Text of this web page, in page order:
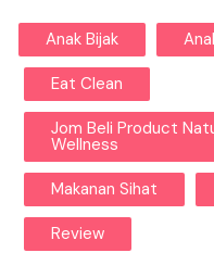
Anak Bijak
Eat Clean
Jom Beli Product
Wellness
Makanan Sihat
Review